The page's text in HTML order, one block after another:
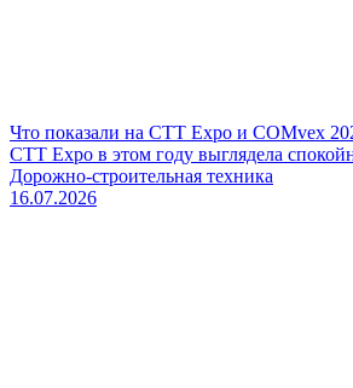
Что показали на CTT Expo и COMvex
CTT Expo в этом году выглядела
Дорожно-строительная техника
16.07.2026